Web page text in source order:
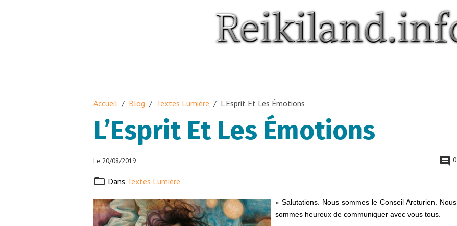
Accueil Blog Textes Lumière L’Esprit Et Les Émotions
L’Esprit Et Les Émotions
Le 20/08/2019 0
Dans Textes Lumière
« Salutations. Nous sommes le Conseil Arcturien. Nous
sommes heureux de communiquer avec vous tous.